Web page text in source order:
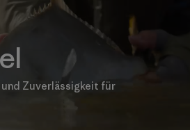
Zuverlässigkeit für